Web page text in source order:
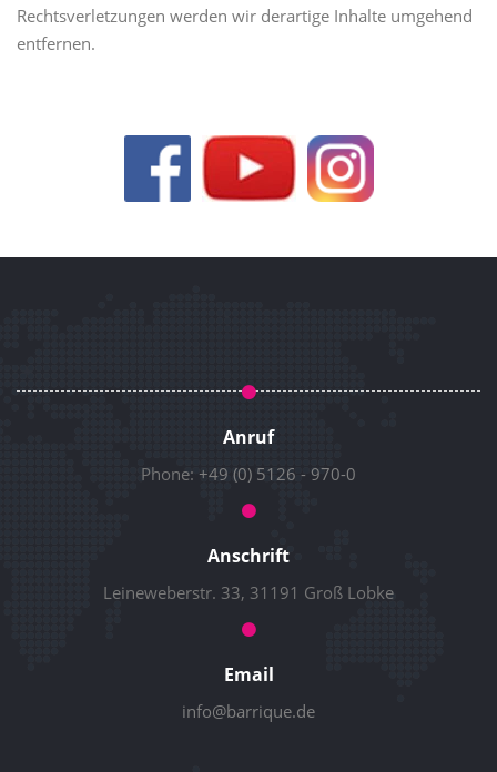
Rechtsverletzungen werden wir derartige Inhalte umgehend
entfernen.
Anruf
Phone: +49 (0) 5126 - 970-0
Anschrift
Leineweberstr. 33, 31191 Groß Lobke
Email
info@barrique.de